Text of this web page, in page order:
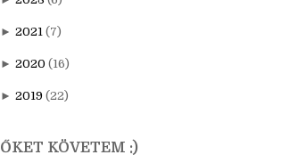
► 2023 (6)
► 2021 (7)
►2019 (22)